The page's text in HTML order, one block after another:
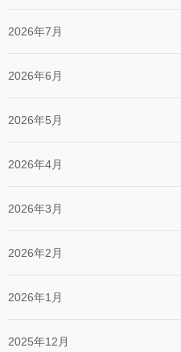
2026年7月
2026年6月
2026年5月
2026年4月
2026年3月
2026年2月
2026年1月
2025年12月